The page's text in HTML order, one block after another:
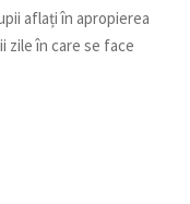
aflați în apropierea
zile în care se face